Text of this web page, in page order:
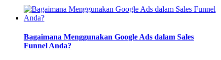
Bagaimana Menggunakan Google Ads dalam Sales
Funnel Anda?